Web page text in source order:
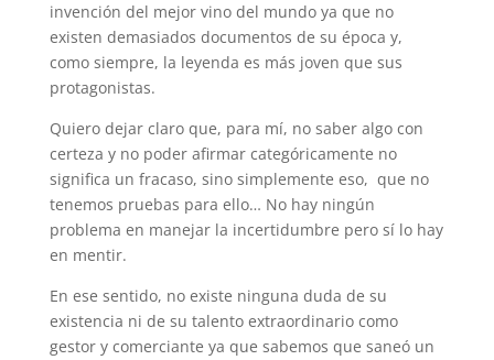
invención del mejor vino del mundo ya que no
existen demasiados documentos de su época y,
como siempre, la leyenda es más joven que sus
protagonistas.
Quiero dejar claro que, para mí, no saber algo con
certeza y no poder afirmar categóricamente no
significa un fracaso, sino simplemente eso, que no
tenemos pruebas para ello… No hay ningún
problema en manejar la incertidumbre pero sí lo hay
en mentir.
En ese sentido, no existe ninguna duda de su
existencia ni de su talento extraordinario como
gestor y comerciante ya que sabemos que saneó un